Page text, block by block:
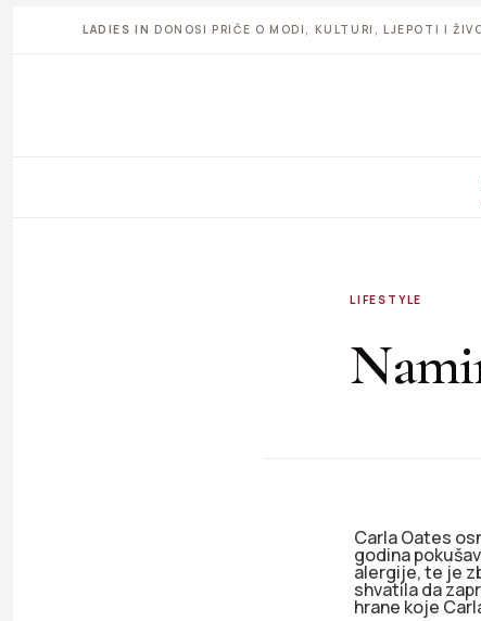
LADIES IN DONOSI PRIČE O MODI, KULTURI, LJEPOTI I
LIFESTYLE
Carla Oates
godina
alergije, te je
shvatila da
hrane koje